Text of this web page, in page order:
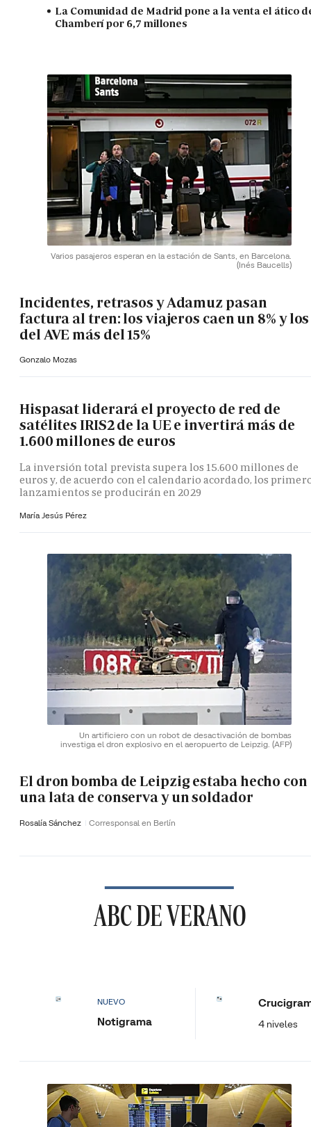
La Comunidad de Madrid pone a la venta el ático
Chamberí por 6,7 millones
Varios pasajeros esperan en la estación de Sants, en Barcelona.
(Inés Baucells)
Incidentes, retrasos y Adamuz pasan
factura al tren: los viajeros caen un 8% y los
del AVE más del 15%
Gonzalo Mozas
Hispasat liderará el proyecto de red de
satélites IRIS2 de la UE e invertirá más de
1.600 millones de euros
La inversión total prevista supera los 15.600 millones de
euros y, de acuerdo con el calendario acordado, los
lanzamientos se producirán en 2029
María Jesús Pérez
Un artificiero con un robot de desactivación de bombas
investiga el dron explosivo en el aeropuerto de Leipzig. (AFP)
El dron bomba de Leipzig estaba hecho con
una lata de conserva y un soldador
Rosalía Sánchez Corresponsal en Berlín
ABC DE VERANO
NUEVO
Notigrama 4 niveles